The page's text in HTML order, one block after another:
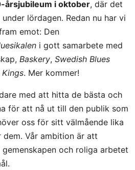
årsjubileum i oktober, där det
lördagen. Redan nu har vi
emot: Den
i gott samarbete med
Baskery, Swedish Blues
Kings. Mer kommer!
med att hitta de bästa och
för att nå ut till den publik som
oss för sitt välmående lika
Vår ambition är att
och roliga arbetet